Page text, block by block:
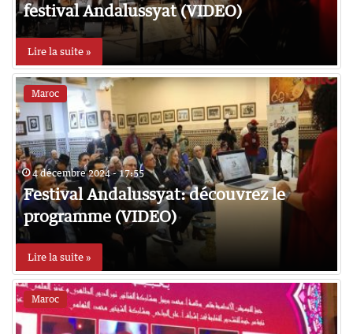
festival Andalussyat (VIDEO)
Lire la suite »
Maroc
4 décembre 2024 - 17:55
Festival Andalussyat: découvrez le
programme (VIDEO)
Lire la suite »
Maroc